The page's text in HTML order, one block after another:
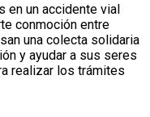
en un accidente vial
conmoción entre
una colecta solidaria
y ayudar a sus seres
realizar los trámites